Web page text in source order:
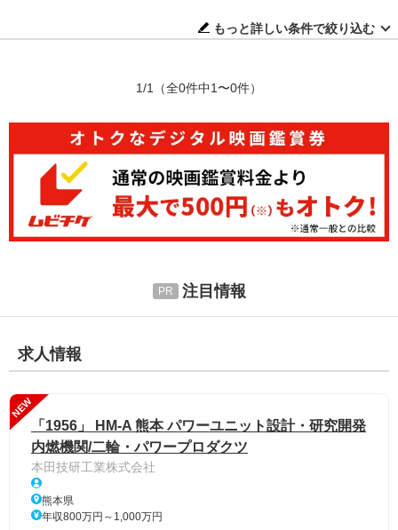
もっと詳しい条件で絞り込む
1/1 （全0件中1〜0件）
注目情報
求人情報
NEW
「1956」 HM-A 熊本 パワーユニット設計・研究開発
内燃機関/二輪・パワープロダクツ
本田技研工業株式会社
熊本県
年収800万円～1,000万円